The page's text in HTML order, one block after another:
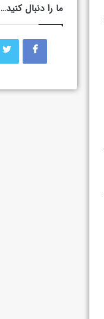
ما را دنبال کنید…